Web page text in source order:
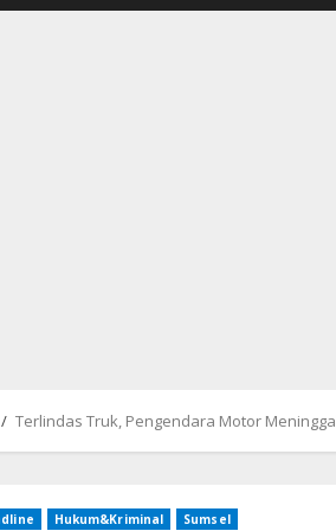
Terlindas Truk, Pengendara Motor
Hukum&Kriminal Sumsel